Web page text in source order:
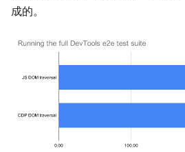
成的。